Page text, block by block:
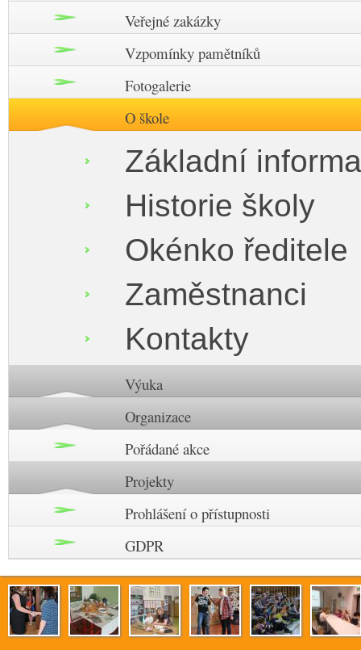
Veřejné zakázky
Vzpomínky pamětníků
Fotogalerie
O škole
Základní
Historie školy
Okénko ředitele
Zaměstnanci
Kontakty
Výuka
Organizace
Pořádané akce
Projekty
Prohlášení o přístupnosti
GDPR